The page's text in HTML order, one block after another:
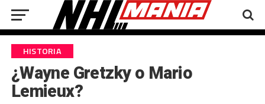
HISTORIA
¿Wayne Gretzky o Mario
Lemieux?